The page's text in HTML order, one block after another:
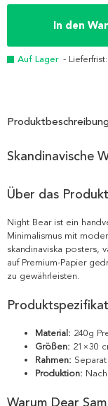
In den
Auf Lager - Lieferfrist:
Skandinavische
Über das Produkt
Night Bear ist ein
Minimalismus mit
skandinaviska posters,
auf Premium-Papier
zu gewährleisten.
Material: 240g
Größen: 21×30
Rahmen:
Produktion:
Warum Dear